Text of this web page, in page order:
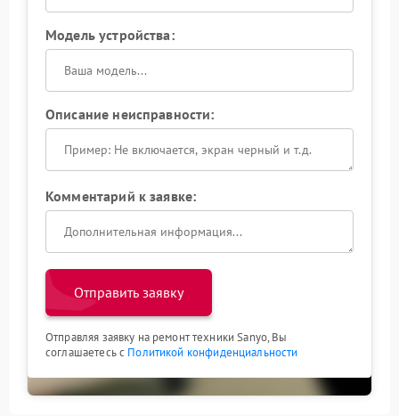
Модель устройства:
Описание неисправности:
Комментарий к заявке:
Отправить заявку
Отправляя заявку на ремонт техники Sanyo, Вы
соглашаетесь с Политикой конфиденциальности